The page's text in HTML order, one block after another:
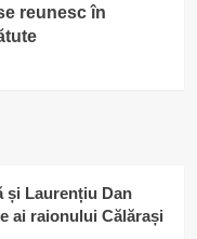
reunesc în
și Laurențiu Dan
ai raionului Călărași